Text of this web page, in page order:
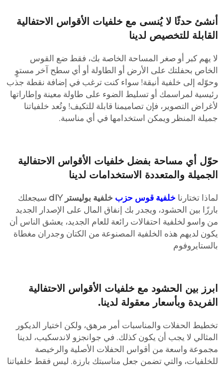
حدثًا لا يُنسى مع خلفيات الأقواس الاحتفالية
للتخصيص لدينا
يهم كبر أو صغر المساحة الخاصة بك، فقط ضع القوس
بحفلتك على الأرض أو الطاولة أو أي سطح آخر مستوٍ
إلى خلفية أنيقة! سواء كنت ترغب في إضافة نقطة جذب
لمراسمك أو تسليط الضوء على طاولة معينة وإطاراتها
التصوير، فإن تصاميمنا قابلة للتكيف! وتُعد خلفياتنا
المنظر ويمكن استخدامها في أي مناسبة.
أي مساحة بفضل خلفيات الأقواس الاحتفالية
والمتعددة الاستخدامات لدينا
تختارناخلفية قوس حزبخلفية بوليسترdIY سيجعلك
بين الحشود، ويجدر بك إنفاق المال على الإصدار الجديد
واسو لخلفية احتفالات رائعة للعام الجديد، يعشق الناس أن
لديهم هذه الخلفية المصنوعة من الكتان وجدران مغطاة
بين الحشود مع خلفيات الأقواس الاحتفالية
وبأسعار معقولة لدينا.
الحفلات والمناسبات أمر مرهق، ولكن اختيار الديكور
لا يجب أن يكون كذلك. في جوانجزو لاندسكيب، لدينا
واسعة من أقواس الحفلات الأصلية والرخيصة
والتي تضمن جعل مناسبتك بارزة. ليس فقط خلفياتنا